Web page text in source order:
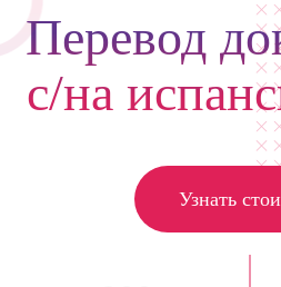
Перевод
с/на
Узнать